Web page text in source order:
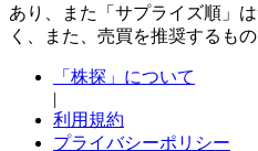
あり、また「サプライズ順」
く、また、売買を推奨するも
「株探」について
|
利用規約
プライバシーポリシー